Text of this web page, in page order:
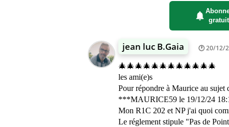
jean luc B.Gaia 20/12/
🎄🎄🎄🎄🎄🎄🎄🎄🎄🎄🎄🎄
les ami(e)s
Pour répondre à Maurice au sujet
***MAURICE59 le 19/12/24
Mon R1C 202 et NP j'ai quoi
Le réglement stipule "Pas de